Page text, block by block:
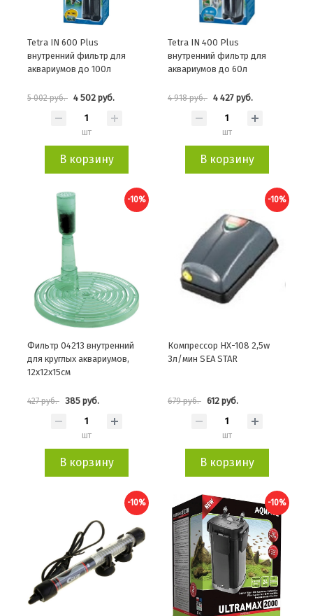
Tetra IN 600 Plus
внутренний фильтр для
аквариумов до 100л
5 002 руб. 4 502 руб.
шт
В корзину
Tetra IN 400 Plus
внутренний фильтр для
аквариумов до 60л
4 918 руб. 4 427 руб.
шт
В корзину
-10%
Фильтр 04213 внутренний
для круглых аквариумов,
12х12х15см
427 руб. 385 руб.
шт
В корзину
-10%
Компрессор HX-108 2,5w
3л/мин SEA STAR
679 руб. 612 руб.
шт
В корзину
-10% -10%